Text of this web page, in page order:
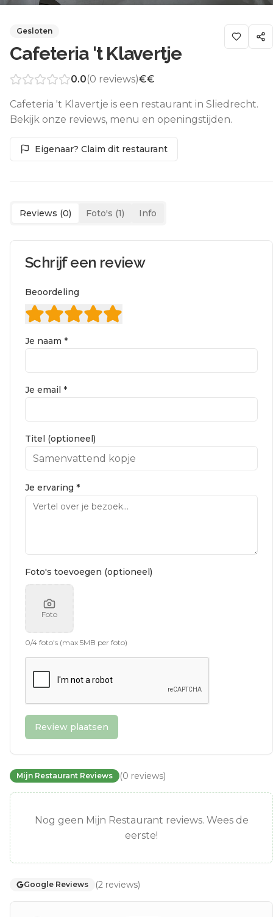
Gesloten
Cafeteria 't Klavertje
0.0(0 reviews)€€
Cafeteria 't Klavertje is een restaurant in Sliedrecht.
Bekijk onze reviews, menu en openingstijden.
Eigenaar? Claim dit restaurant
Reviews (0) Foto's (1) Info
Schrijf een review
Beoordeling
Je naam *
Je email *
Titel (optioneel)
Je ervaring *
Foto's toevoegen (optioneel)
Foto
0/4 foto's (max 5MB per foto)
Review plaatsen
Mijn Restaurant Reviews (0 reviews)
Nog geen Mijn Restaurant reviews. Wees de
eerste!
Google Reviews (2 reviews)